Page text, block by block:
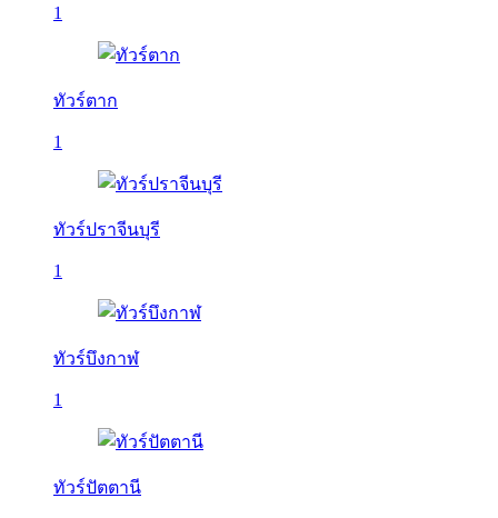
1
ทัวร์ตาก
1
ทัวร์ปราจีนบุรี
1
ทัวร์บึงกาฬ
1
ทัวร์ปัตตานี